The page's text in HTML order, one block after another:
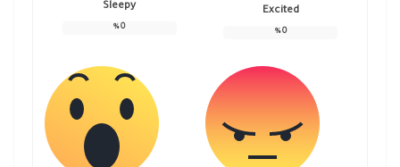
Excited
0
%
Sleepy
0
%